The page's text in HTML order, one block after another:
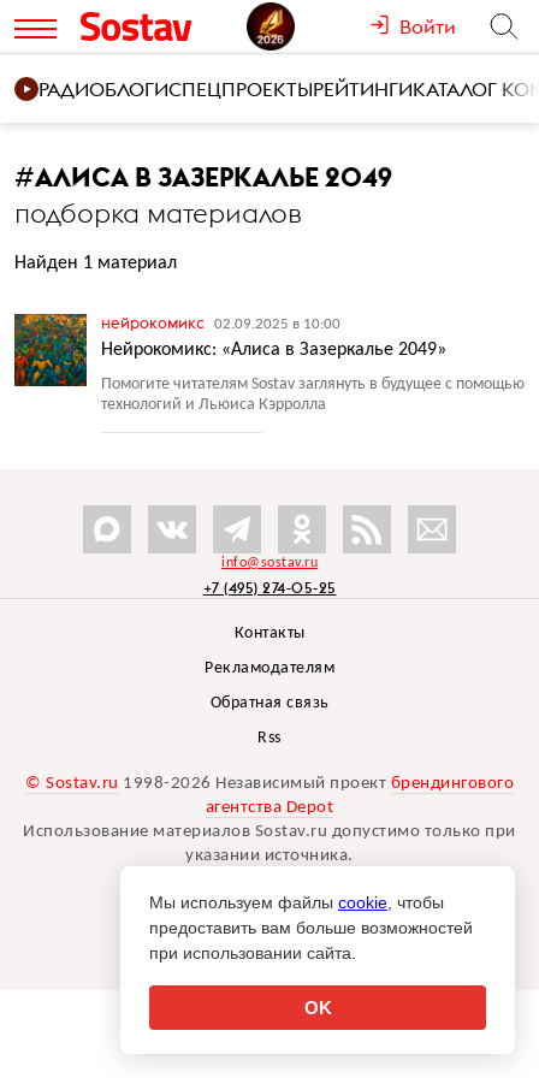
Войти
РАДИОБЛОГИСПЕЦПРОЕКТЫРЕЙТИНГИКАТАЛОГ
#АЛИСА В ЗАЗЕРКАЛЬЕ 2049
подборка материалов
Найден 1 материал
нейрокомикс 02.09.2025 в 10:00
Нейрокомикс: «Алиса в Зазеркалье 2049»
Помогите читателям Sostav заглянуть в будущее с помощью
технологий и Льюиса Кэрролла
info@sostav.ru
+7 (495) 274-05-25
Контакты
Рекламодателям
Обратная связь
Rss
© Sostav.ru 1998-2026 Независимый проект брендингового
агентства Depot
Использование материалов Sostav.ru допустимо только при
указании источника.
18+
Мы используем файлы cookie , чтобы
предоставить вам больше возможностей
при использовании сайта.
OK